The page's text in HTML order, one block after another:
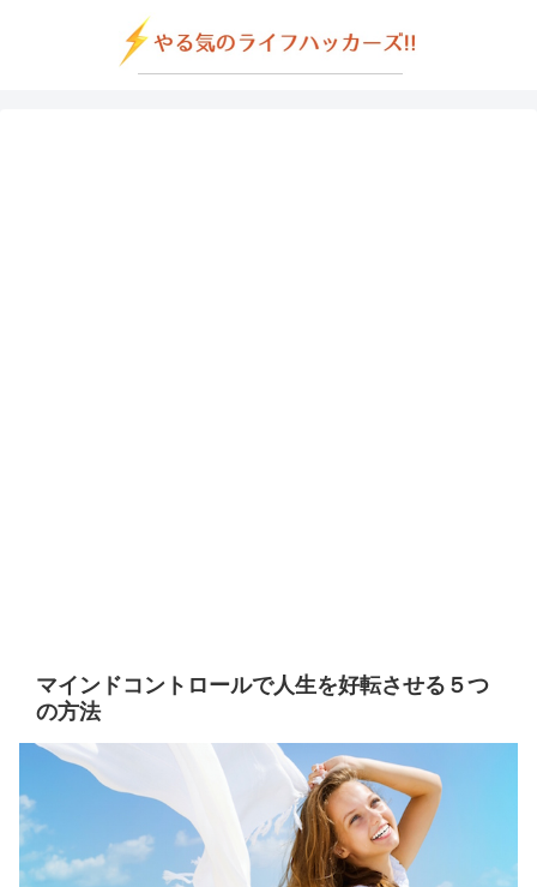
マインドコントロールで人生を好転させる５つ
の方法